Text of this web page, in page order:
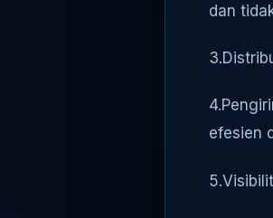
dan
efesien